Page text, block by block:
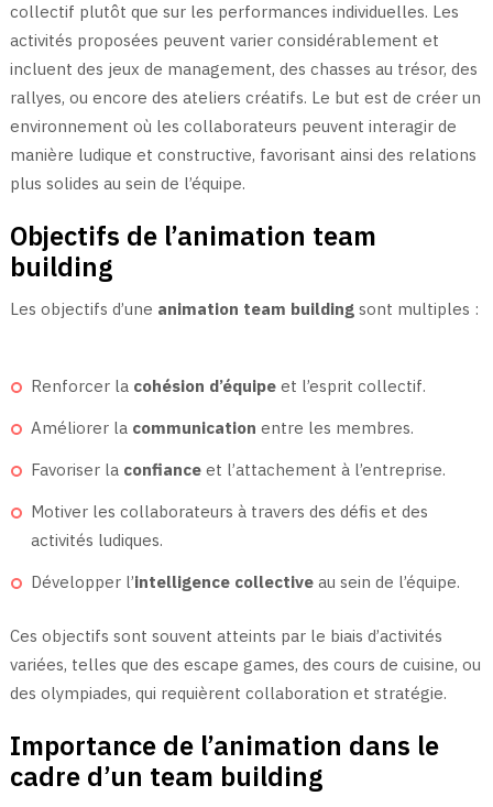
collectif plutôt que sur les performances individuelles. Les
activités proposées peuvent varier considérablement et
incluent des jeux de management, des chasses au trésor, des
rallyes, ou encore des ateliers créatifs. Le but est de créer un
environnement où les collaborateurs peuvent interagir de
manière ludique et constructive, favorisant ainsi des relations
plus solides au sein de l’équipe.
Objectifs de l’animation team
building
Les objectifs d’une animation team buildingsont multiples :
Renforcer la cohésion d’équipe et l’esprit collectif.
Améliorer la communication entre les membres.
Favoriser la confiance et l’attachement à l’entreprise.
Motiver les collaborateurs à travers des défis et des
activités ludiques.
Développer l’intelligence collective au sein de l’équipe.
Ces objectifs sont souvent atteints par le biais d’activités
variées, telles que des escape games, des cours de cuisine, ou
des olympiades, qui requièrent collaboration et stratégie.
Importance de l’animation dans le
cadre d’un team building